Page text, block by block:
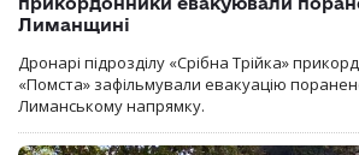
Лиманщині
Дронарі підрозділу «Срібна Трійка»
«Помста» зафільмували евакуацію
Лиманському напрямку.